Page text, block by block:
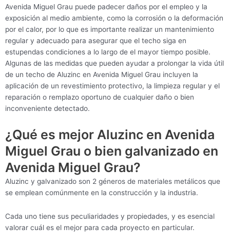
Avenida Miguel Grau puede padecer daños por el empleo y la
exposición al medio ambiente, como la corrosión o la deformación
por el calor, por lo que es importante realizar un mantenimiento
regular y adecuado para asegurar que el techo siga en
estupendas condiciones a lo largo de el mayor tiempo posible.
Algunas de las medidas que pueden ayudar a prolongar la vida útil
de un techo de Aluzinc en Avenida Miguel Grau incluyen la
aplicación de un revestimiento protectivo, la limpieza regular y el
reparación o remplazo oportuno de cualquier daño o bien
inconveniente detectado.
¿Qué es mejor Aluzinc en Avenida
Miguel Grau o bien galvanizado en
Avenida Miguel Grau?
Aluzinc y galvanizado son 2 géneros de materiales metálicos que
se emplean comúnmente en la construcción y la industria.
Cada uno tiene sus peculiaridades y propiedades, y es esencial
valorar cuál es el mejor para cada proyecto en particular.